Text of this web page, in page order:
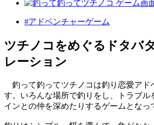
#アドベンチャーゲーム
ツチノコをめぐるドタバ
レーション
釣って釣ってツチノコは釣り恋愛アド
す。いろんな場所で釣りをし、トラブル
インとの仲を深めたりするゲームとなっ